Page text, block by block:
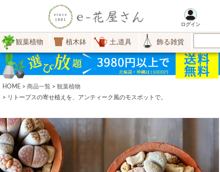
ログイン
観葉植物 植木鉢 土,道具 飾る雑貨
HOME 商品一覧
観葉植物
リトープスの寄せ植えを、アンティーク風のモスポットで。